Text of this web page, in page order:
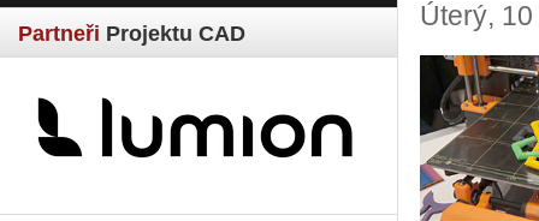
Partneři Projektu CAD
Úterý,